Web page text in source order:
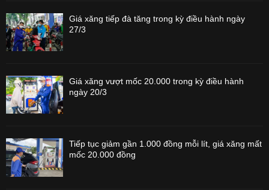
Giá xăng tiếp đà tăng trong kỳ điều hành ngày
27/3
Giá xăng vượt mốc 20.000 trong kỳ điều hành
ngày 20/3
Tiếp tục giảm gần 1.000 đồng mỗi lít, giá xăng mất
mốc 20.000 đồng